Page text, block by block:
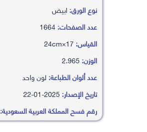
نوع الورق:ابيض
عدد الصفحات:
القياس:
الوزن:
عدد ألوان الطباعة: لون واحد
تاريخ الإصدار:
رقم فسح المملكة العربية السعودية: